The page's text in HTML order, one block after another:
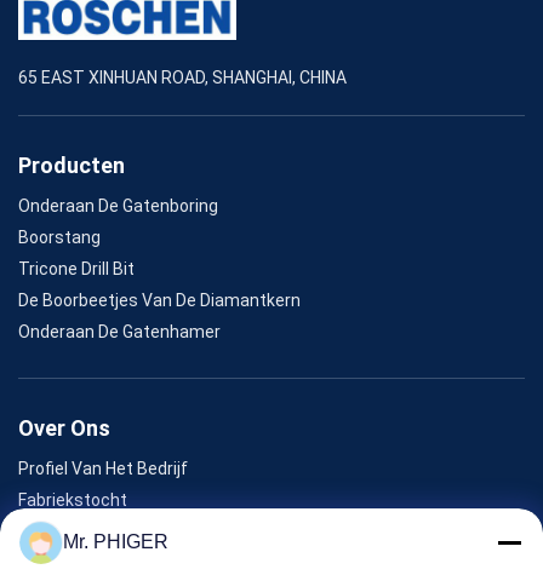
65 EAST XINHUAN ROAD, SHANGHAI, CHINA
Producten
Onderaan De Gatenboring
Boorstang
Tricone Drill Bit
De Boorbeetjes Van De Diamantkern
Onderaan De Gatenhamer
Over Ons
Profiel Van Het Bedrijf
Fabriekstocht
Kwaliteitscontrole
Sitemap
Mr. PHIGER